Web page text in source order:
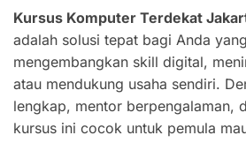
Kursus Komputer Terdekat
adalah solusi tepat bagi Anda
mengembangkan skill digital,
atau mendukung usaha sendiri.
lengkap, mentor berpengalaman,
kursus ini cocok untuk pemula